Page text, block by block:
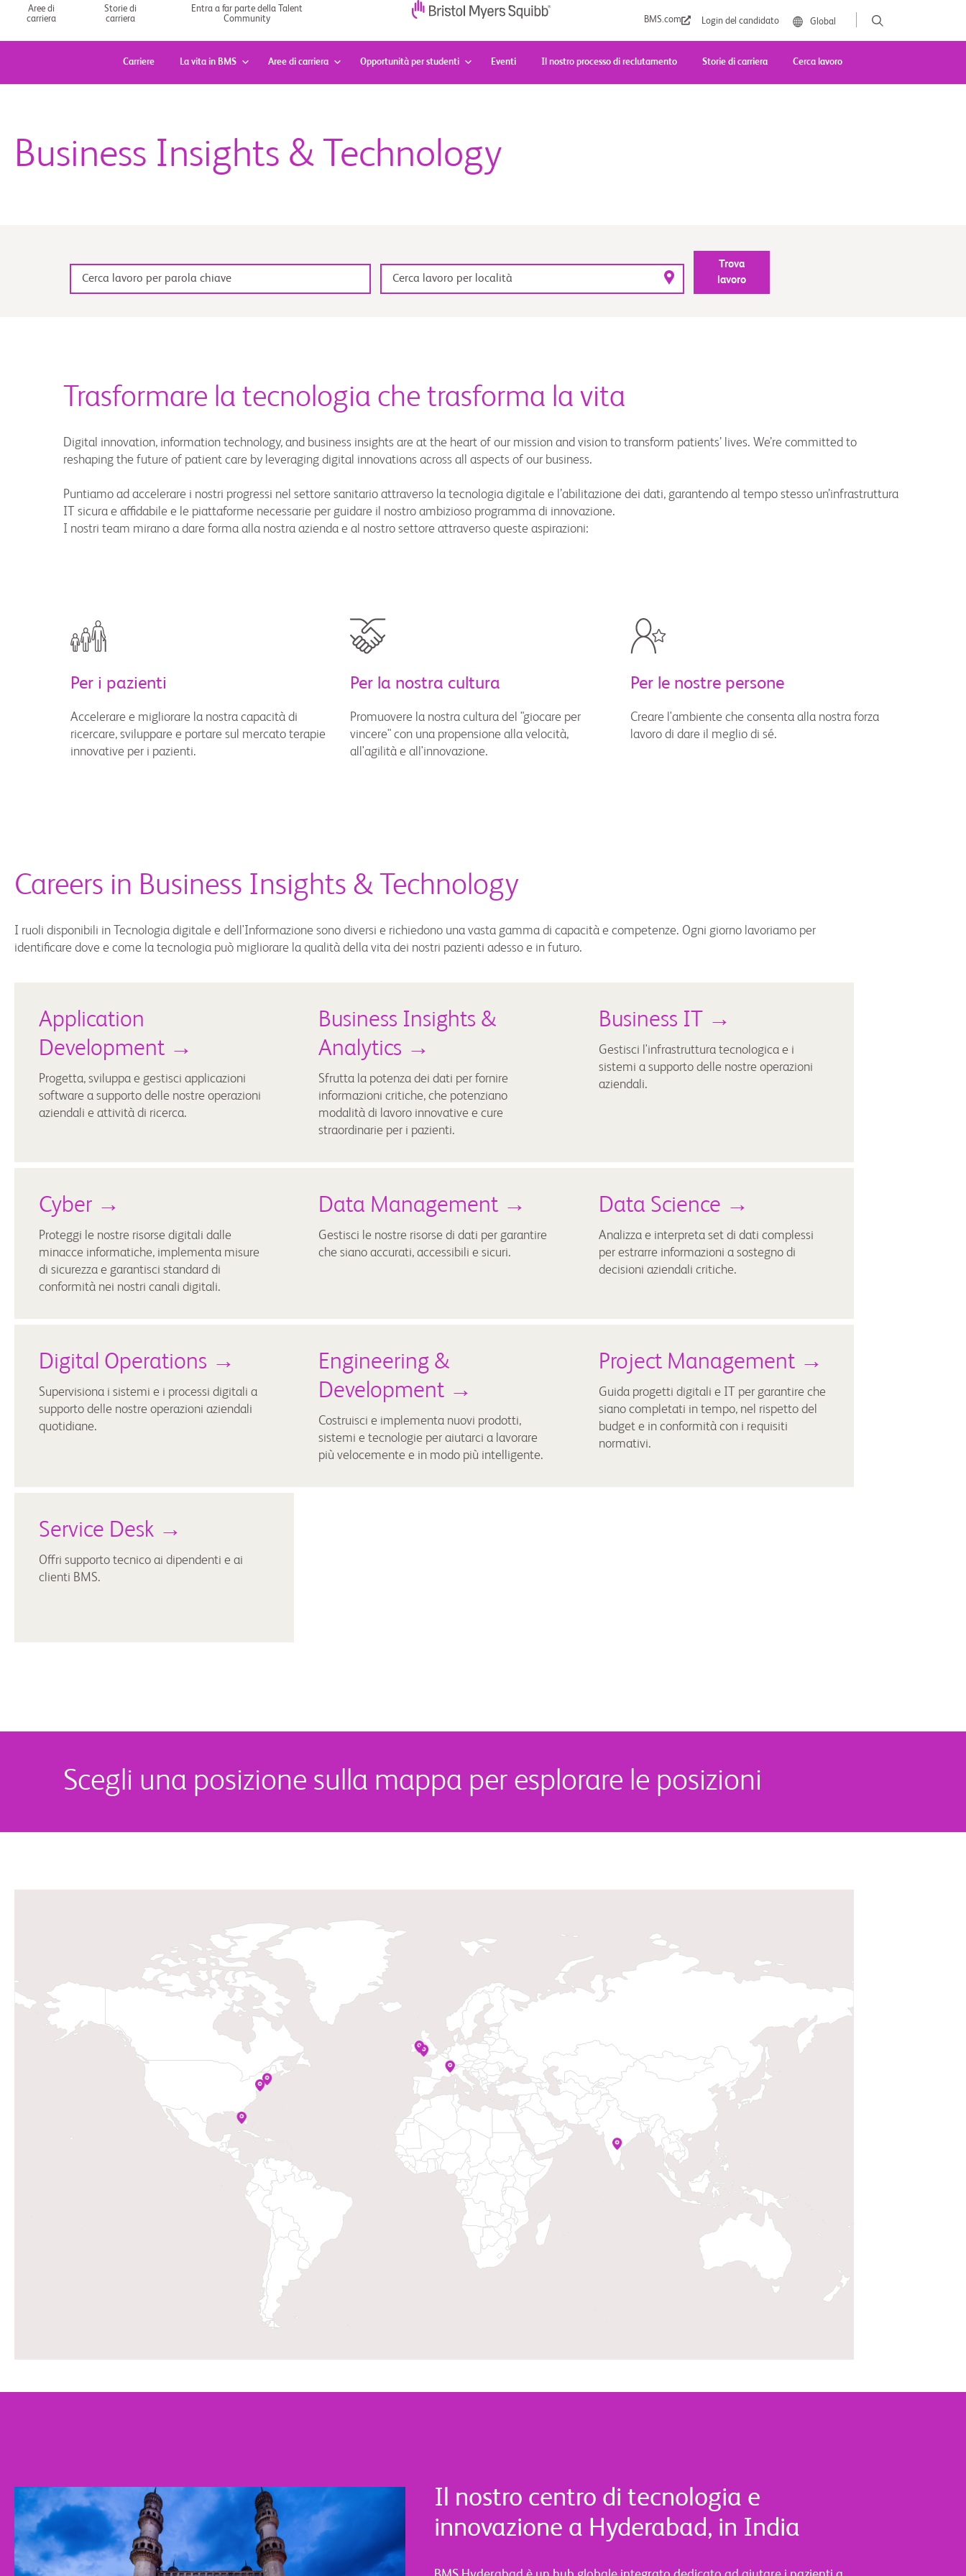
contenuto
Aree di
carriera
Storie di
carriera
Entra a far parte della Talent
Community
BMS.com Login del candidato Global
Carriere La vita in BMS Aree di carriera Opportunità per studenti Eventi Il nostro processo di reclutamento Storie di carriera Cerca lavoro
Business Insights & Technology
Trova
lavoro
Trasformare la tecnologia che trasforma la vita
Digital innovation, information technology, and business insights are at the heart of our mission and vision to transform patients’ lives. We’re committed to
reshaping the future of patient care by leveraging digital innovations across all aspects of our business.
Puntiamo ad accelerare i nostri progressi nel settore sanitario attraverso la tecnologia digitale e l’abilitazione dei dati, garantendo al tempo stesso un’infrastruttura
IT sicura e affidabile e le piattaforme necessarie per guidare il nostro ambizioso programma di innovazione.
I nostri team mirano a dare forma alla nostra azienda e al nostro settore attraverso queste aspirazioni:
Per i pazienti
Accelerare e migliorare la nostra capacità di
ricercare, sviluppare e portare sul mercato terapie
innovative per i pazienti.
Per la nostra cultura
Promuovere la nostra cultura del "giocare per
vincere" con una propensione alla velocità,
all'agilità e all'innovazione.
Per le nostre persone
Creare l'ambiente che consenta alla nostra forza
lavoro di dare il meglio di sé.
Careers in Business Insights & Technology
I ruoli disponibili in Tecnologia digitale e dell'Informazione sono diversi e richiedono una vasta gamma di capacità e competenze. Ogni giorno lavoriamo per
identificare dove e come la tecnologia può migliorare la qualità della vita dei nostri pazienti adesso e in futuro.
Application
Development →
Progetta, sviluppa e gestisci applicazioni
software a supporto delle nostre operazioni
aziendali e attività di ricerca.
Business Insights &
Analytics →
Sfrutta la potenza dei dati per fornire
informazioni critiche, che potenziano
modalità di lavoro innovative e cure
straordinarie per i pazienti.
Business IT →
Gestisci l'infrastruttura tecnologica e i
sistemi a supporto delle nostre operazioni
aziendali.
Cyber →
Proteggi le nostre risorse digitali dalle
minacce informatiche, implementa misure
di sicurezza e garantisci standard di
conformità nei nostri canali digitali.
Data Management →
Gestisci le nostre risorse di dati per garantire
che siano accurati, accessibili e sicuri.
Data Science →
Analizza e interpreta set di dati complessi
per estrarre informazioni a sostegno di
decisioni aziendali critiche.
Digital Operations →
Supervisiona i sistemi e i processi digitali a
supporto delle nostre operazioni aziendali
quotidiane.
Engineering &
Development →
Costruisci e implementa nuovi prodotti,
sistemi e tecnologie per aiutarci a lavorare
più velocemente e in modo più intelligente.
Project Management →
Guida progetti digitali e IT per garantire che
siano completati in tempo, nel rispetto del
budget e in conformità con i requisiti
normativi.
Service Desk →
Offri supporto tecnico ai dipendenti e ai
clienti BMS.
Scegli una posizione sulla mappa per esplorare le posizioni
Il nostro centro di tecnologia e
innovazione a Hyderabad, in India